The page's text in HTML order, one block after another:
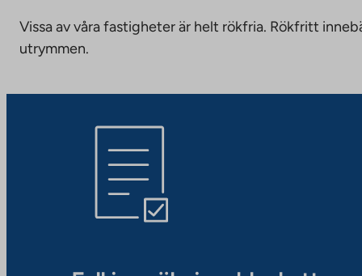
Vissa av våra fastigheter är helt rökfria. Rökfritt
utrymmen.